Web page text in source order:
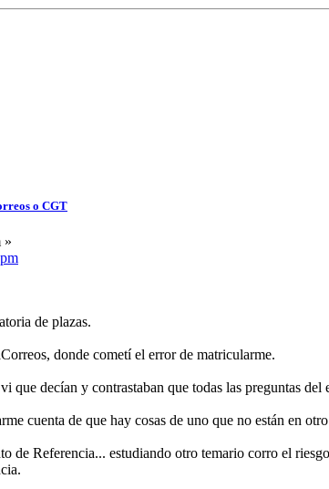
o CGT
»
de plazas.
donde cometí el error de matricularme.
que decían y contrastaban que todas las preguntas
cuenta de que hay cosas de uno que no están en
de Referencia... estudiando otro temario corro el